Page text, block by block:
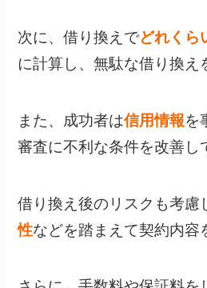
次に、借り換えでどれくら
に計算し、無駄な借り換え
また、成功者は信用情報を
審査に不利な条件を改善し
借り換え後のリスクも考慮
性などを踏まえて契約内容